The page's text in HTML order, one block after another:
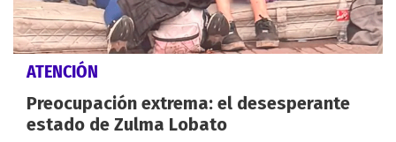
ATENCIÓN
Preocupación extrema: el desesperante
estado de Zulma Lobato